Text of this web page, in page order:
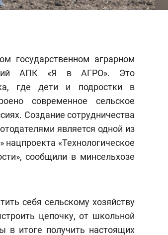
государственном аграрном
АПК «Я в АГРО». Это
где дети и подростки в
современное сельское
Создание сотрудничества
является одной из
«Технологическое
сообщили в минсельхозе
себя сельскому хозяйству
цепочку, от школьной
в итоге получить настоящих